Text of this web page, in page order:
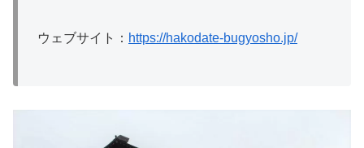
ウェブサイト： https://hakodate-bugyosho.jp/